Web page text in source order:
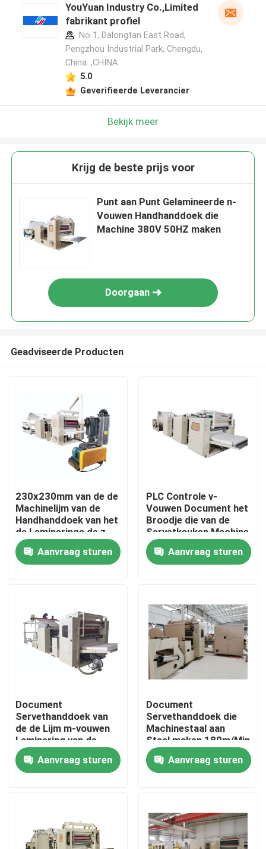
Huis
Producten
Ongeveer ons
Fabrieksreis
Contacteer ons
Nieuws
gezichtsweefselmachine
YouYuan Industry Co.,Limited
fabrikant profiel
No 1, Dalongtan East Road,
Pengzhou Industrial Park, Chengdu,
China. ,CHINA
5.0
Geverifieerde Leverancier
Bekijk meer
Krijg de beste prijs voor
Punt aan Punt Gelamineerde n-
Vouwen Handhanddoek die
Machine 380V 50HZ maken
Doorgaan
Geadviseerde Producten
230x230mm van de de
Machinelijm van de
Handhanddoek van het
de Laminerings de z-
Vouwen Punt aan Punt
maken in reliëf
Aanvraag sturen
PLC Controle v-
Vouwen Document het
Broodje die van de
Servetkeuken Machine
90-100m/Min maken
Aanvraag sturen
Document
Servethanddoek van
de de Lijm m-vouwen
Laminering van de
Productiemachine
Aanvraag sturen
Document
Servethanddoek die
Machinestaal aan
Staal maken 180m/Min
in reliëf maken
Aanvraag sturen